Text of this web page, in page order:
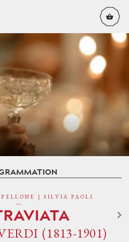
principal
| SILVIA PAOLI
(1813-1901)